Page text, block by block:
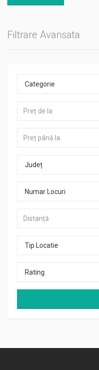
Filtrare Avansata
Categorie
Județ
Numar Locuri
Tip Locatie
Rating